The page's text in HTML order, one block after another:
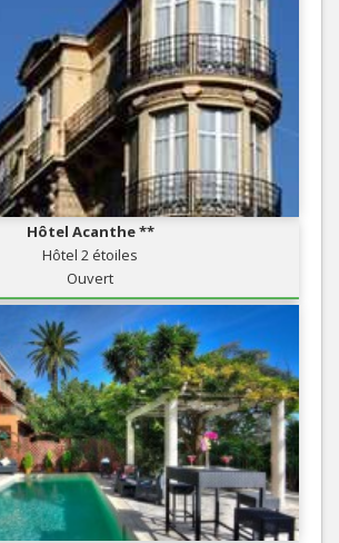
Hôtel Acanthe **
Hôtel 2 étoiles
Ouvert